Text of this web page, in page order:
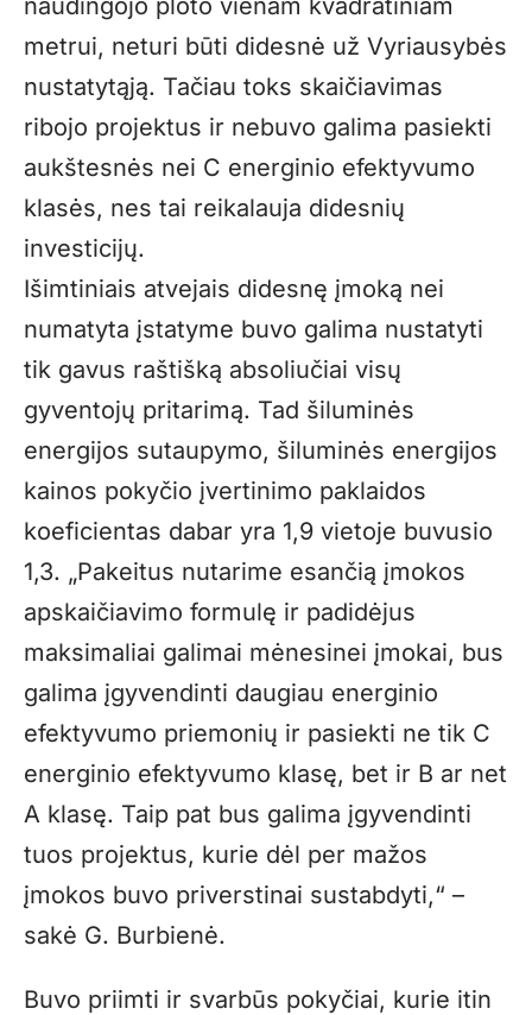
naudingojo ploto vienam kvadratiniam
metrui, neturi būti didesnė už Vyriausybės
nustatytąją. Tačiau toks skaičiavimas
ribojo projektus ir nebuvo galima pasiekti
aukštesnės nei C energinio efektyvumo
klasės, nes tai reikalauja didesnių
investicijų.
Išimtiniais atvejais didesnę įmoką nei
numatyta įstatyme buvo galima nustatyti
tik gavus raštišką absoliučiai visų
gyventojų pritarimą. Tad šiluminės
energijos sutaupymo, šiluminės energijos
kainos pokyčio įvertinimo paklaidos
koeficientas dabar yra 1,9 vietoje buvusio
1,3. „Pakeitus nutarime esančią įmokos
apskaičiavimo formulę ir padidėjus
maksimaliai galimai mėnesinei įmokai, bus
galima įgyvendinti daugiau energinio
efektyvumo priemonių ir pasiekti ne tik C
energinio efektyvumo klasę, bet ir B ar net
A klasę. Taip pat bus galima įgyvendinti
tuos projektus, kurie dėl per mažos
įmokos buvo priverstinai sustabdyti,“ –
sakė G. Burbienė.
Buvo priimti ir svarbūs pokyčiai, kurie itin